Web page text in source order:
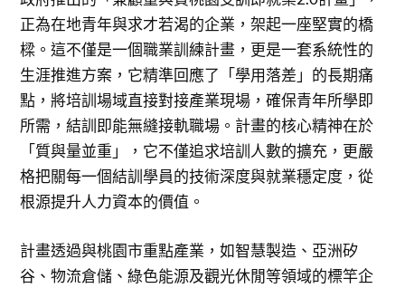
正為在地青年與求才若渴的企業，架起一座堅實的橋
樑。這不僅是一個職業訓練計畫，更是一套系統性的
生涯推進方案，它精準回應了「學用落差」的長期痛
點，將培訓場域直接對接產業現場，確保青年所學即
所需，結訓即能無縫接軌職場。計畫的核心精神在於
「質與量並重」，它不僅追求培訓人數的擴充，更嚴
格把關每一個結訓學員的技術深度與就業穩定度，從
根源提升人力資本的價值。
計畫透過與桃園市重點產業，如智慧製造、亞洲矽
谷、物流倉儲、綠色能源及觀光休閒等領域的標竿企